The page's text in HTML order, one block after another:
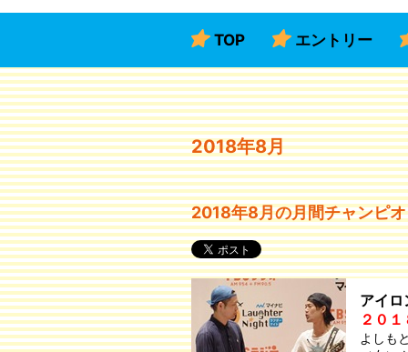
TOP エントリー
2018年8月
2018年8月の月間チャンピ
アイロ
２０
よしも